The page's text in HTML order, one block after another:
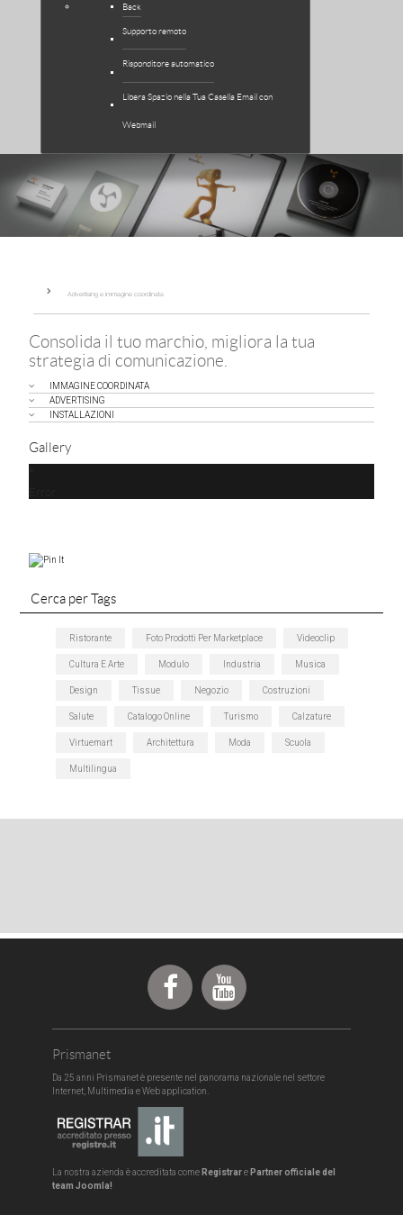
Back
Supporto remoto
Risponditore automatico
Libera Spazio nella Tua Casella Email con
Webmail
Advertising e immagine coordinata
Consolida il tuo marchio, migliora la tua
strategia di comunicazione.
IMMAGINE COORDINATA
ADVERTISING
INSTALLAZIONI
Gallery
Cerca per Tags
Ristorante Foto Prodotti Per Marketplace Videoclip
Cultura E Arte Modulo Industria Musica
Design Tissue Negozio Costruzioni
Salute Catalogo Online Turismo Calzature
Virtuemart Architettura Moda Scuola
Multilingua
Prismanet
Da 25 anni Prismanet è presente nel panorama nazionale nel settore
Internet, Multimedia e Web application.
La nostra azienda è accreditata come Registrare Partner officiale del
team Joomla!